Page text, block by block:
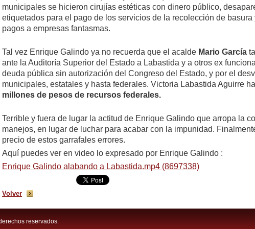
municipales se hicieron cirujías estéticas con dinero público,
etiquetados para el pago de los servicios de la recolección de
pagos a empresas fantasmas.
Tal vez Enrique Galindo ya no recuerda que el acalde Mario García
ante la Auditoría Superior del Estado a Labastida y a otros ex
deuda pública sin autorización del Congreso del Estado, y por el
municipales, estatales y hasta federales. Victoria Labastida Aguirre
millones de pesos de recursos federales.
Terrible y fuera de lugar la actitud de Enrique Galindo que arropa la
manejos, en lugar de luchar para acabar con la impunidad.
precio de estos garrafales errores.
Aquí puedes ver en video lo expresado por Enrique Galindo :
Enrique Galindo alabando a Labastida.mp4 (8697338)
Volver
reservados.